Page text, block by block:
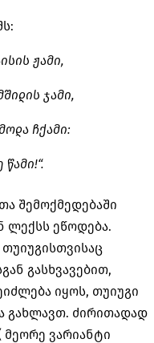
ჟამი,
ჯამი,
ჩქამი:
წამი!“.
შემოქმედებაში
ლექსს ეწოდება.
გასხვავებით,
იყოს, თუიუგი
გახლავთ. ძირითადად
მეორე ვარიანტი